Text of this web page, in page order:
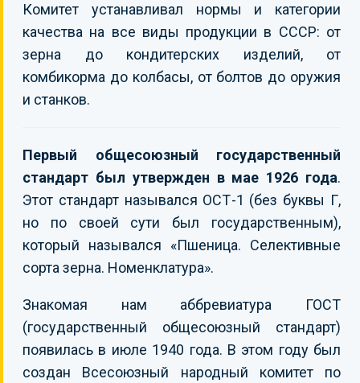
Комитет устанавливал нормы и категории
качества на все виды продукции в СССР: от
зерна до кондитерских изделий, от
комбикорма до колбасы, от болтов до оружия
и станков.
Первый общесоюзный государственный
стандарт был утвержден в мае 1926 года.
Этот стандарт назывался ОСТ-1 (без буквы Г,
но по своей сути был государственным),
который назывался «Пшеница. Селективные
сорта зерна. Номенклатура».
Знакомая нам аббревиатура ГОСТ
(государственный общесоюзный стандарт)
появилась в июле 1940 года. В этом году был
создан Всесоюзный народный комитет по